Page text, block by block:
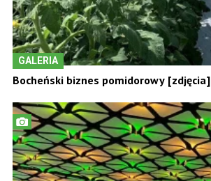
GALERIA
Bocheński biznes pomidorowy [zdjęcia]